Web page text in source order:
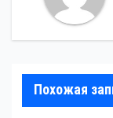
Похожая